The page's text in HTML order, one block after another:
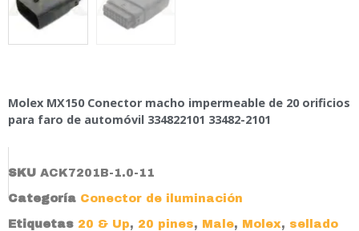
Molex MX150 Conector macho impermeable de 20 orificios
para faro de automóvil 334822101 33482-2101
SKU ACK7201B-1.0-11
Categoría Conector de iluminación
Etiquetas 20 & Up, 20 pines, Male, Molex, sellado